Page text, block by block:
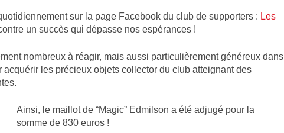
sur la page Facebook du club de supporters : Les
un succès qui dépasse nos espérances !
nombreux à réagir, mais aussi particulièrement généreux dans
acquérir les précieux objets collector du club atteignant des
Ainsi, le maillot de “Magic” Edmilson a été adjugé pour la
somme de 830 euros !